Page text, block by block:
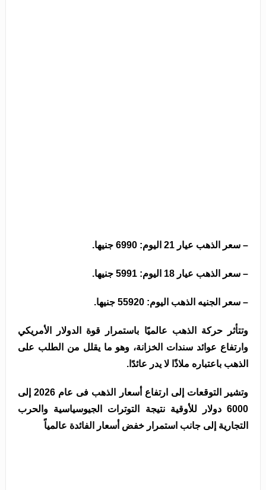
– سعر الذهب عيار 21 اليوم: 6990 جنيها.
– سعر الذهب عيار 18 اليوم: 5991 جنيها.
– سعر الجنيه الذهب اليوم: 55920 جنيها.
وتتأثر حركة الذهب عالميًا باستمرار قوة الدولار الأمريكي
وارتفاع عوائد سندات الخزانة، وهو ما يقلل من الطلب على
الذهب باعتباره ملاذًا لا يدر عائدًا.
وتشير التوقعات إلى ارتفاع أسعار الذهب فى عام 2026 إلى
6000 دولار للأوقية نتيجة التوترات الجيوسياسية والحرب
التجارية إلى جانب استمرار خفض أسعار الفائدة عالمياً